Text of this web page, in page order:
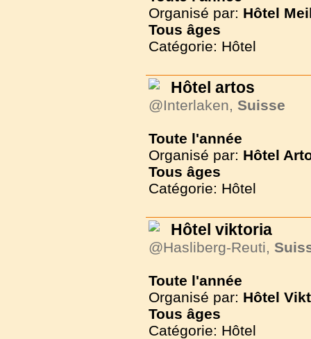
Organisé par: Hôtel
Tous âges
Catégorie: Hôtel
Hôtel artos
@Interlaken, Suisse
Toute l'année
Organisé par: Hôtel
Tous âges
Catégorie: Hôtel
Hôtel viktoria
@Hasliberg-Reuti,
Toute l'année
Organisé par: Hôtel
Tous âges
Catégorie: Hôtel